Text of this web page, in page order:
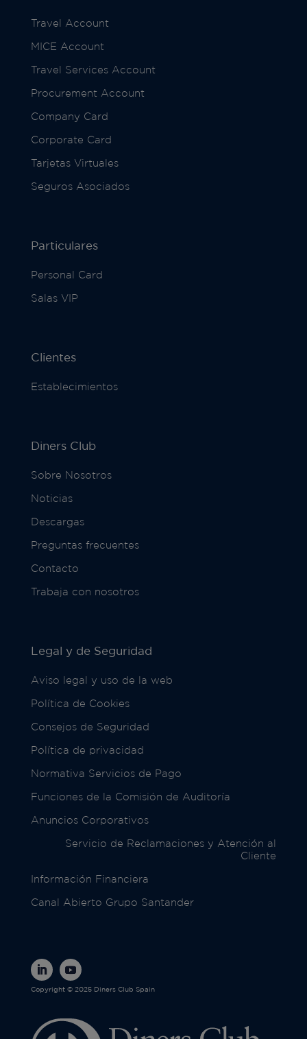
Travel Account
MICE Account
Travel Services Account
Procurement Account
Company Card
Corporate Card
Tarjetas Virtuales
Seguros Asociados
Particulares
Personal Card
Salas VIP
Clientes
Establecimientos
Diners Club
Sobre Nosotros
Noticias
Descargas
Preguntas frecuentes
Contacto
Trabaja con nosotros
Legal y de Seguridad
Aviso legal y uso de la web
Política de Cookies
Consejos de Seguridad
Política de privacidad
Normativa Servicios de Pago
Funciones de la Comisión de Auditoría
Anuncios Corporativos
Servicio de Reclamaciones y Atención al
Cliente
Información Financiera
Canal Abierto Grupo Santander
Copyright © 2025 Diners Club Spain